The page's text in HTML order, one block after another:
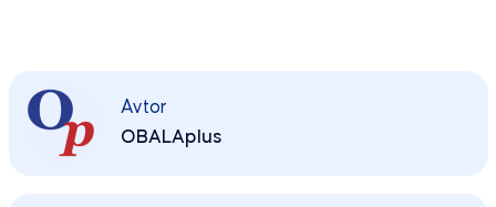
Avtor
OBALAplus